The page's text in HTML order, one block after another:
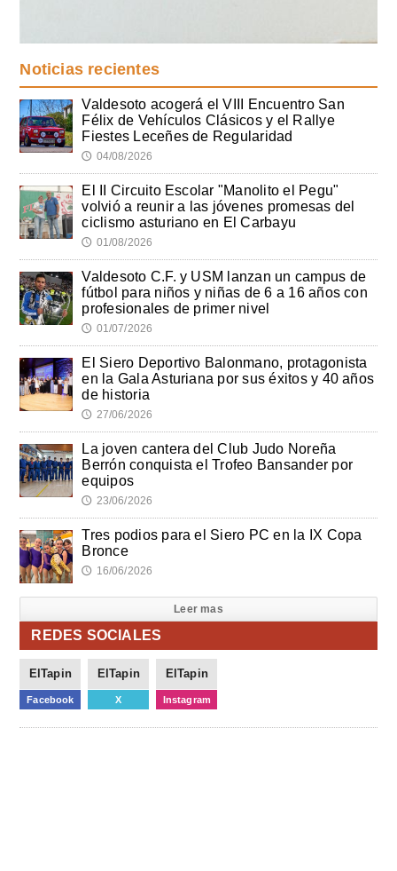
Noticias recientes
Valdesoto acogerá el VIII Encuentro San
Félix de Vehículos Clásicos y el Rallye
Fiestes Leceñes de Regularidad
🕔 04/08/2026
El II Circuito Escolar "Manolito el Pegu"
volvió a reunir a las jóvenes promesas del
ciclismo asturiano en El Carbayu
🕔 01/08/2026
Valdesoto C.F. y USM lanzan un campus de
fútbol para niños y niñas de 6 a 16 años con
profesionales de primer nivel
🕔 01/07/2026
El Siero Deportivo Balonmano, protagonista
en la Gala Asturiana por sus éxitos y 40 años
de historia
🕔 27/06/2026
La joven cantera del Club Judo Noreña
Berrón conquista el Trofeo Bansander por
equipos
🕔 23/06/2026
Tres podios para el Siero PC en la IX Copa
Bronce
🕔 16/06/2026
Leer mas
REDES SOCIALES
ElTapin
Facebook
ElTapin
X
ElTapin
Instagram